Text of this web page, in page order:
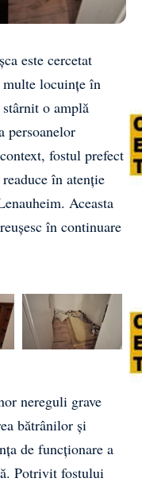
este cercetat
locuințe în
o amplă
persoanelor
fostul prefect
în atenție
Aceasta
în continuare
nereguli grave
bătrânilor și
de funcționare a
Potrivit fostului